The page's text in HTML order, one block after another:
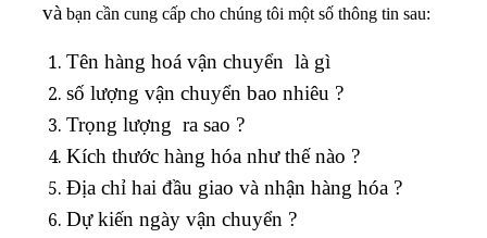
và bạn cần cung cấp cho chúng tôi một số thông tin sau:
Tên hàng hoá vận chuyển là gì
số lượng vận chuyển bao nhiêu ?
Trọng lượng ra sao ?
Kích thước hàng hóa như thế nào ?
Địa chỉ hai đầu giao và nhận hàng hóa ?
Dự kiến ngày vận chuyển ?